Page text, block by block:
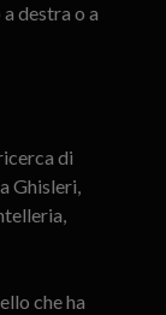
destra o a
di
Ghisleri,
che ha